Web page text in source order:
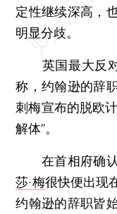
定性继续深高，
明显分歧。
英国最大反对
称，约翰逊的辞
刺梅宣布的脱欧
解体”。
在首相府确认
莎·梅很快便出现
约翰逊的辞职皆